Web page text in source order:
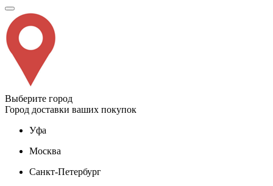
Выберите город
Город доставки ваших покупок
Уфа
Москва
Санкт-Петербург